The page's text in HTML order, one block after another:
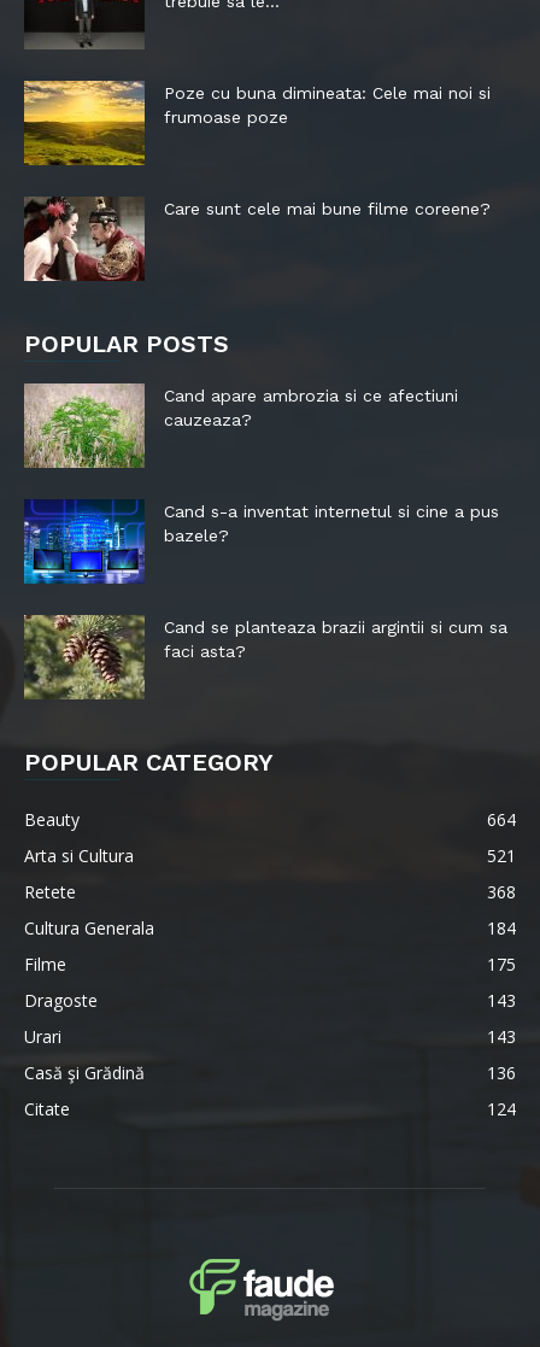
Poze cu buna dimineata: Cele mai noi si
frumoase poze
Care sunt cele mai bune filme coreene?
POPULAR POSTS
Cand apare ambrozia si ce afectiuni
cauzeaza?
Cand s-a inventat internetul si cine a pus
bazele?
Cand se planteaza brazii argintii si cum sa
faci asta?
POPULAR CATEGORY
Beauty
664
Arta si Cultura
521
Retete
368
Cultura Generala
184
Filme
175
Dragoste
143
Urari
143
Casă şi Grădină
136
Citate
124